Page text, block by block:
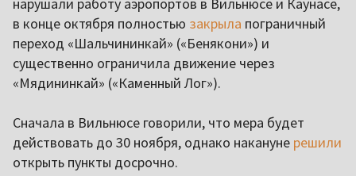
нарушали работу аэропортов в Вильнюсе и Каунасе,
в конце октября полностью закрыла пограничный
переход «Шальчининкай» («Бенякони») и
существенно ограничила движение через
«Мядининкай» («Каменный Лог»).
Сначала в Вильнюсе говорили, что мера будет
действовать до 30 ноября, однако накануне решили
открыть пункты досрочно.